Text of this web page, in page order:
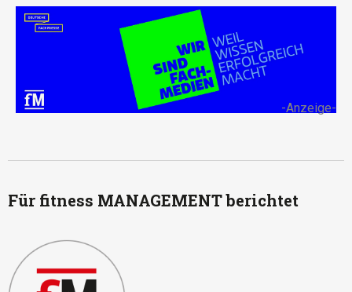
-Anzeige-
Für fitness MANAGEMENT berichtet